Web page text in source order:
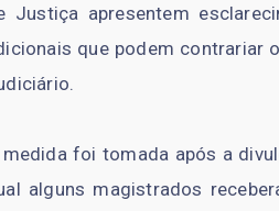
Justiça apresentem
que podem contrariar
foi tomada após a
alguns magistrados